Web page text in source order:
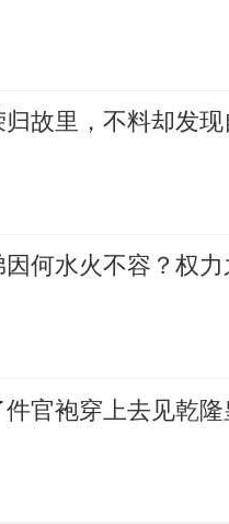
故里，不料却发
何水火不容？权
官袍穿上去见乾